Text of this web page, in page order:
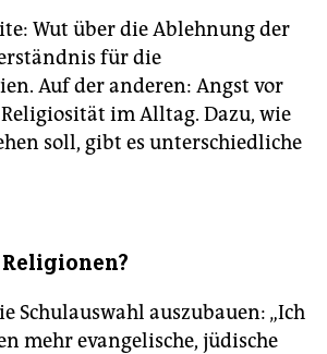
Wut über die Ablehnung der
für die
Auf der anderen: Angst vor
im Alltag. Dazu, wie
soll, gibt es unterschiedliche
Schulauswahl auszubauen: „Ich
mehr evangelische, jüdische